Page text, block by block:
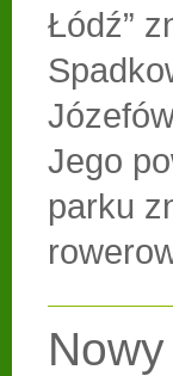
Łódź”
Jego
parku